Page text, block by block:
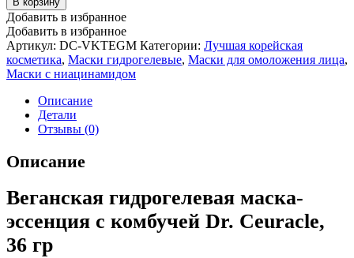
Добавить в избранное
Добавить в избранное
Артикул: DC-VKTEGM Категории: Лучшая корейская
косметика, Маски гидрогелевые, Маски для омоложения лица,
Маски с ниацинамидом
Описание
Детали
Отзывы (0)
Описание
Веганская гидрогелевая маска-
эссенция с комбучей Dr. Ceuracle,
36 гр